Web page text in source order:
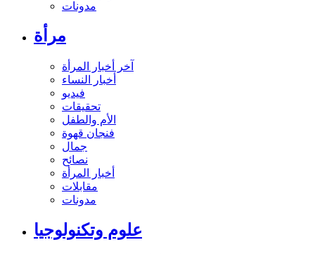
مدونات
مرأة
آخر أخبار المرأة
أخبار النساء
فيديو
تحقيقات
الأم والطفل
فنجان قهوة
جمال
نصائح
أخبار المرأة
مقابلات
مدونات
علوم وتكنولوجيا